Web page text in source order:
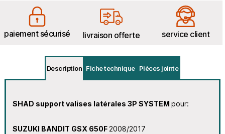
paiement sécurisé livraison offerte service client
Description Fiche technique Pièces jointe
SHAD support valises latérales 3P SYSTEM pour:
SUZUKI BANDIT GSX 650F 2008/2017